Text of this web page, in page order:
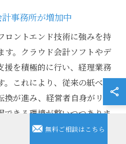
事務所が増加中
ロントエンド技術に強みを持
す。クラウド会計ソフトやデ
援を積極的に行い、経理業務
これにより、従来の紙ベー
が進み、経営者自身がリア
できる環境が整いつつありま
無料ご相談はこちら